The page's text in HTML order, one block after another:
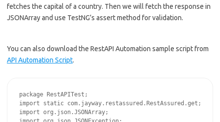
fetches the capital of a country. Then we will fetch the response in
JSONArray and use TestNG’s assert method for validation.
You can also download the RestAPI Automation sample script from
API Automation Script.
package RestAPITest;
import static com.jayway.restassured.RestAssured.get;
import org.json.JSONArray;